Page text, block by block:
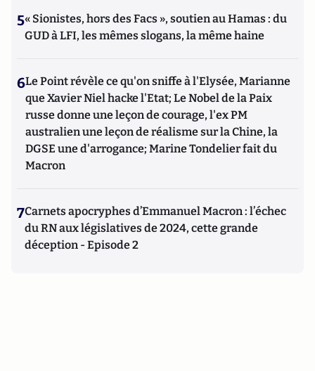
5« Sionistes, hors des Facs », soutien au Hamas : du
GUD à LFI, les mêmes slogans, la même haine
6Le Point révèle ce qu'on sniffe à l'Elysée, Marianne
que Xavier Niel hacke l'Etat; Le Nobel de la Paix
russe donne une leçon de courage, l'ex PM
australien une leçon de réalisme sur la Chine, la
DGSE une d'arrogance; Marine Tondelier fait du
Macron
7Carnets apocryphes d’Emmanuel Macron : l’échec
du RN aux législatives de 2024, cette grande
déception - Episode 2